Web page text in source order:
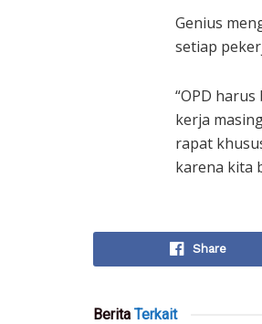
Genius
setiap
“OPD
kerja
rapat
karena kita
Share
Berita Terkait